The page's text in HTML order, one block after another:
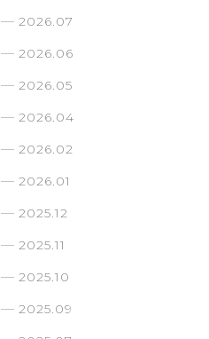
2026.07
2026.06
2026.05
2026.04
2026.02
2026.01
2025.12
2025.11
2025.10
2025.09